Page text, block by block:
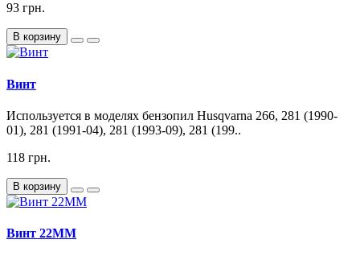
93 грн.
В корзину
Винт
Используется в моделях бензопил Husqvarna 266, 281 (1990-
01), 281 (1991-04), 281 (1993-09), 281 (199..
118 грн.
В корзину
Винт 22MM